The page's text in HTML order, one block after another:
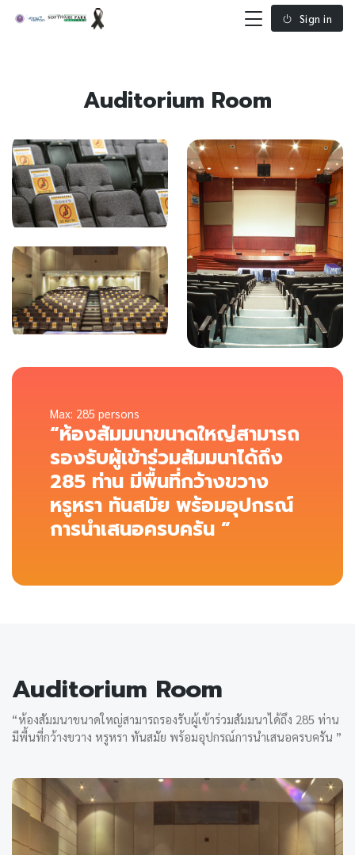
Sign in
Auditorium Room
Max: 285 persons
“ห้องสัมมนาขนาดใหญ่สามารถ
รองรับผู้เข้าร่วมสัมมนาได้ถึง
285 ท่าน มีพื้นที่กว้างขวาง
หรูหรา ทันสมัย พร้อมอุปกรณ์
การนำเสนอครบครัน ”
Auditorium Room
“ห้องสัมมนาขนาดใหญ่สามารถรองรับผู้เข้าร่วมสัมมนาได้ถึง 285 ท่าน
มีพื้นที่กว้างขวาง หรูหรา ทันสมัย พร้อมอุปกรณ์การนำเสนอครบครัน ”